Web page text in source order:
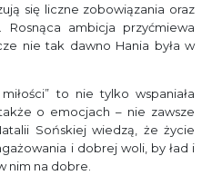
się liczne zobowiązania oraz
Rosnąca ambicja przyćmiewa
nie tak dawno Hania była w
to nie tylko wspaniała
o emocjach – nie zawsze
Sońskiej wiedzą, że życie
i dobrej woli, by ład i
nim na dobre.